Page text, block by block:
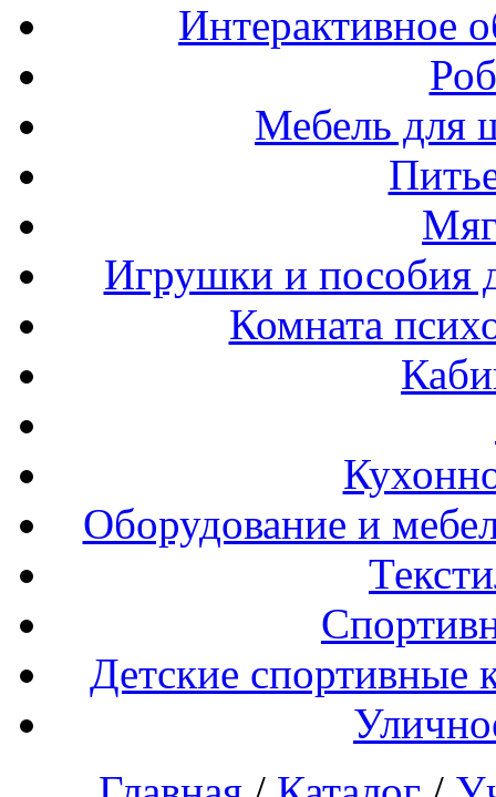
Интерактивное
Мебель для
Игрушки и пособия
Комната
Оборудование и
Детские спортивные